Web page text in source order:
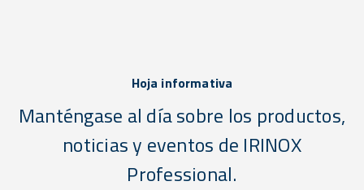
Hoja informativa
Manténgase al día sobre los productos,
noticias y eventos de IRINOX
Professional.